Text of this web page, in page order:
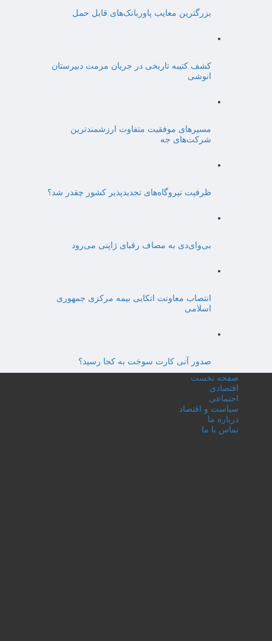
بزرگترین معایب پاوربانک‌های قابل حمل
کشف کتیبه تاریخی در جریان مرمت دبیرستان
انوشی
مسیرهای موفقیت متفاوت ارزشمندترین
شرکت‌های جه
ظرفیت نیروگاه‌های تجدیدپذیر کشور چقدر شد؟
بی‌وای‌دی به مصاف رقبای ژاپنی می‌رود
انتصاب معاونت اتکایی بیمه مرکزی جمهوری
اسلامی
صدور آنی کارت سوخت به کجا رسید؟
صفحه نخست
اقتصادی
اجتماعی
سیاست و اقتصاد
درباره ما
تماس با ما